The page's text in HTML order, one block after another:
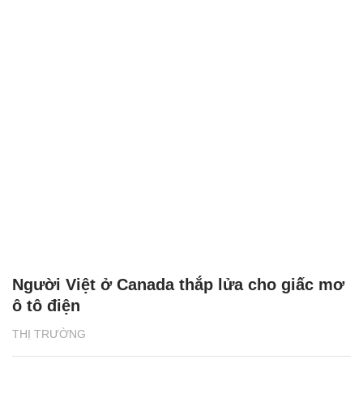
THỊ TRƯỜNG
Người Việt ở Canada thắp lửa cho giấc mơ
ô tô điện